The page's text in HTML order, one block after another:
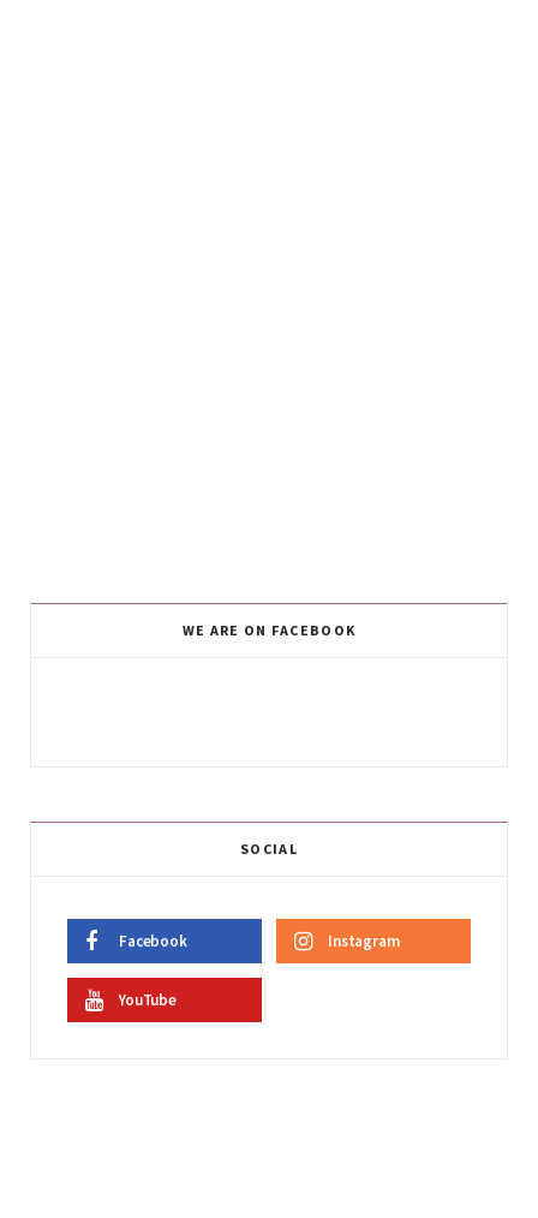
WE ARE ON FACEBOOK
SOCIAL
Facebook Instagram
YouTube